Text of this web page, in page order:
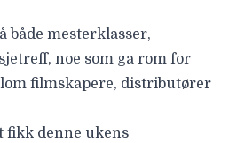
både mesterklasser,
noe som ga rom for
filmskapere, distributører
fikk denne ukens